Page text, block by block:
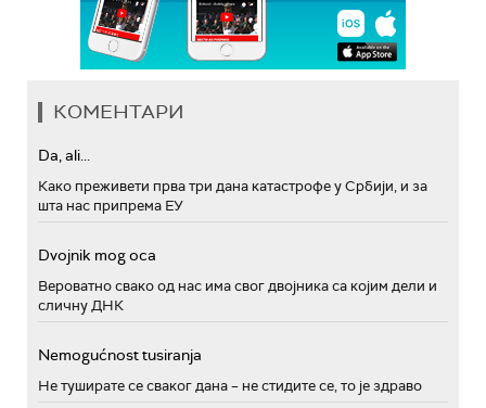
КОМЕНТАРИ
Da, ali...
Како преживети прва три дана катастрофе у Србији, и за
шта нас припрема ЕУ
Dvojnik mog oca
Вероватно свако од нас има свог двојника са којим дели и
сличну ДНК
Nemogućnost tusiranja
Не туширате се сваког дана – не стидите се, то је здраво